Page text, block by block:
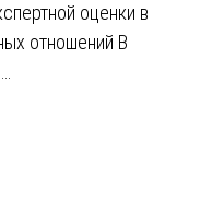
оценки в
отношений В